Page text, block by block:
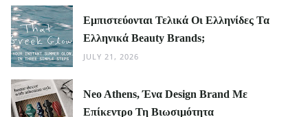
Εμπιστεύονται Τελικά Οι Ελληνίδες Τα
Ελληνικά Beauty Brands;
JULY 21, 2026
Neo Athens, Ένα Design Brand Με
Επίκεντρο Τη Βιωσιμότητα